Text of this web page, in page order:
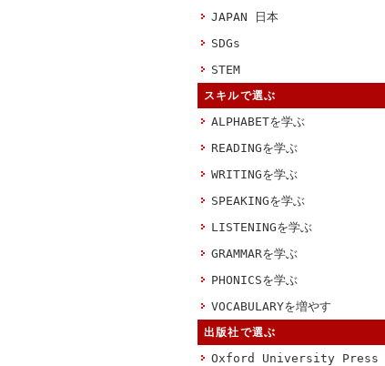
JAPAN 日本
SDGs
STEM
スキルで選ぶ
ALPHABETを学ぶ
READINGを学ぶ
WRITINGを学ぶ
SPEAKINGを学ぶ
LISTENINGを学ぶ
GRAMMARを学ぶ
PHONICSを学ぶ
VOCABULARYを増やす
出版社で選ぶ
Oxford University Press